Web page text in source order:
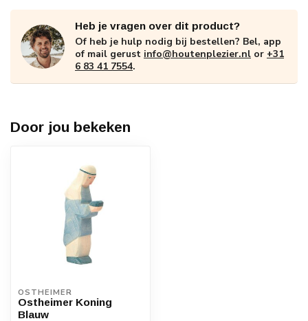
Heb je vragen over dit product?
Of heb je hulp nodig bij bestellen? Bel, app
of mail gerust info@houtenplezier.nl or +31
6 83 41 7554.
Door jou bekeken
OSTHEIMER
Ostheimer Koning
Blauw